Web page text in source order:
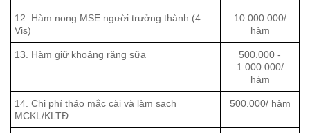
12. Hàm nong MSE người trưởng thành (4
Vis)
10.000.000/
hàm
13. Hàm giữ khoảng răng sữa
500.000 -
1.000.000/
hàm
14. Chi phí tháo mắc cài và làm sạch
MCKL/KLTĐ
500.000/ hàm